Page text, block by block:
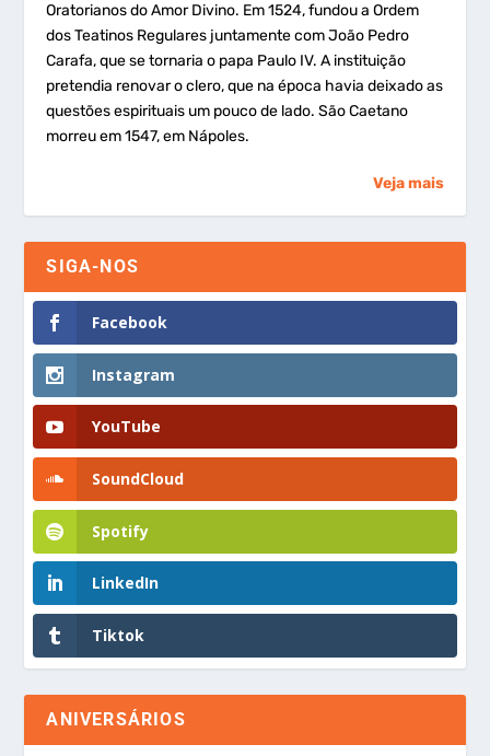
Oratorianos do Amor Divino. Em 1524, fundou a Ordem
dos Teatinos Regulares juntamente com João Pedro
Carafa, que se tornaria o papa Paulo IV. A instituição
pretendia renovar o clero, que na época havia deixado as
questões espirituais um pouco de lado. São Caetano
morreu em 1547, em Nápoles.
Veja mais
SIGA-NOS
Facebook
Instagram
YouTube
SoundCloud
Spotify
LinkedIn
Tiktok
ANIVERSÁRIOS